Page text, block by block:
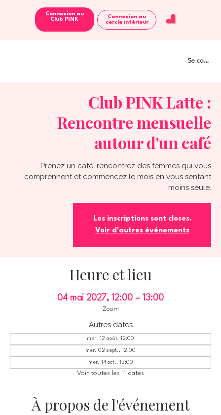
Se
Connexion au
Club PINK
Connexion au
cercle intérieur
Club PINK Latte :
Rencontre mensuelle
autour d'un café
Prenez un café, rencontrez des femmes qui vous
comprennent et commencez le mois en vous sentant
moins seule.
Les inscriptions sont closes.
Voir d'autres événements
Heure et lieu
04 mai 2027, 12:00 – 13:00
Zoom
Autres dates
mer. 12 août, 12:00
mer. 02 sept., 12:00
mer. 14 oct., 12:00
Voir toutes les 11 dates
À propos de l'événement